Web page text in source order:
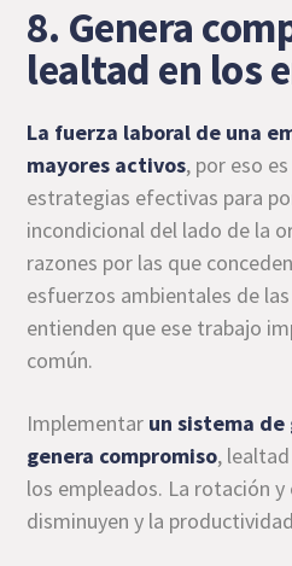
8. Genera
lealtad en los
La fuerza laboral de una
mayores activos, por eso
estrategias efectivas para
incondicional del lado de la
razones por las que
esfuerzos ambientales de
entienden que ese trabajo
común.
Implementar un sistema de
genera compromiso,
los empleados. La rotación
disminuyen y la